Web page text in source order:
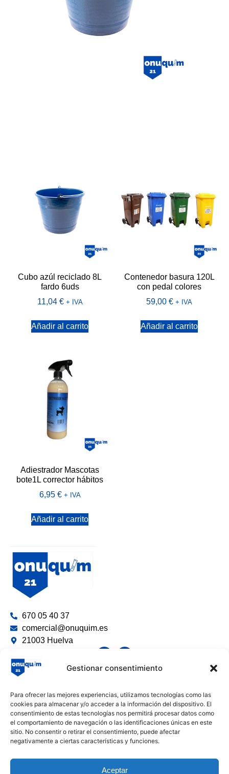
Gestionar consentimiento
Para ofrecer las mejores experiencias, utilizamos tecnologías como las
cookies para almacenar y/o acceder a la información del dispositivo. El
consentimiento de estas tecnologías nos permitirá procesar datos como
el comportamiento de navegación o las identificaciones únicas en este
sitio. No consentir o retirar el consentimiento, puede afectar
negativamente a ciertas características y funciones.
Aceptar
Cubo azúl reciclado 8L
fardo 6uds
11,04 € + IVA
Añadir al carrito
Contenedor basura 120L
con pedal colores
59,00 € + IVA
Añadir al carrito
Adiestrador Mascotas
bote1L corrector hábitos
6,95 € + IVA
Añadir al carrito
670 05 40 37
comercial@onuquim.es
21003 Huelva
Productos Químicos e Industriales
Envases y Desechables
Textiles y Celulosa